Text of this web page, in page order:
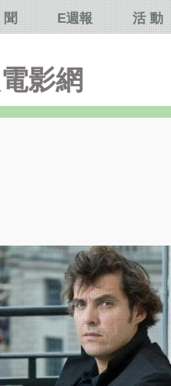
影網
聞 E週報 活 動